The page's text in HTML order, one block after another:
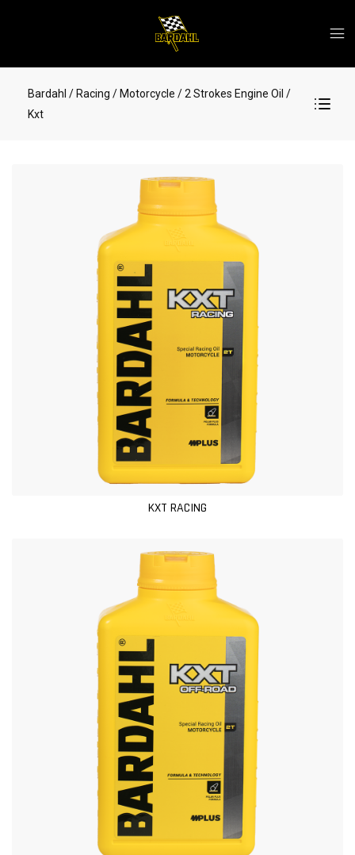
Bardahl / Racing / Motorcycle / 2 Strokes Engine Oil /
Kxt
KXT RACING